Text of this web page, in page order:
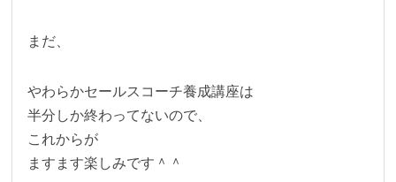
まだ、
やわらかセールスコーチ養成講座は
半分しか終わってないので、
これからが
ますます楽しみです＾＾